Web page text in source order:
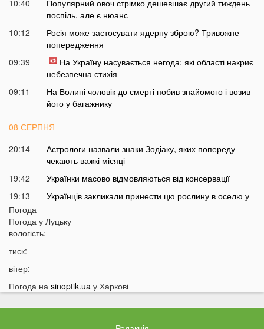
10:40
Популярний овоч стрімко дешевшає другий тиждень
поспіль, але є нюанс
10:12
Росія може застосувати ядерну зброю? Тривожне
попередження
09:39
На Україну насувається негода: які області накриє
небезпечна стихія
09:11
На Волині чоловік до смерті побив знайомого і возив
його у багажнику
08 СЕРПНЯ
20:14
Астрологи назвали знаки Зодіаку, яких попереду
чекають важкі місяці
19:42
Українки масово відмовляються від консервації
19:13
Українців закликали принести цю рослину в оселю у
18:41
Мороз чи аномальне тепло: якою буде зима в Україні
17:40
17:14
У Луцьку на Ковельській зіткнулися два авто:
Погода
Погода у Луцьку
вологість:
тиск:
вітер:
Погода на sinoptik.ua у Харкові